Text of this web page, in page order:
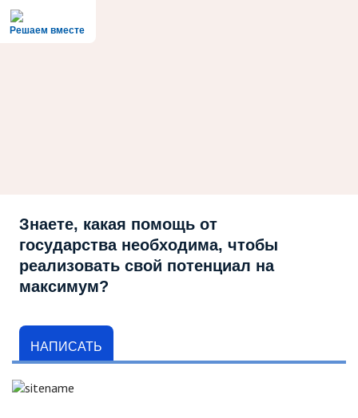
Решаем вместе
Знаете, какая помощь от
государства необходима, чтобы
реализовать свой потенциал на
максимум?
НАПИСАТЬ